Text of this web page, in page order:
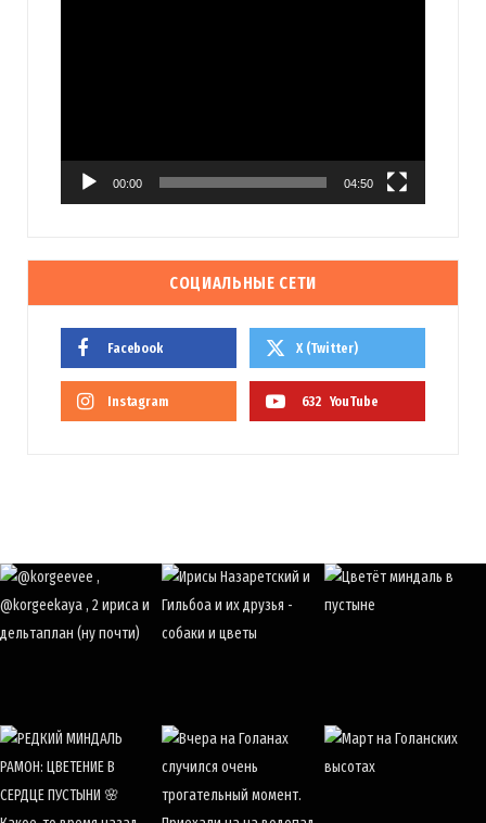
00:00 04:50
СОЦИАЛЬНЫЕ СЕТИ
Facebook X (Twitter)
Instagram 632 YouTube